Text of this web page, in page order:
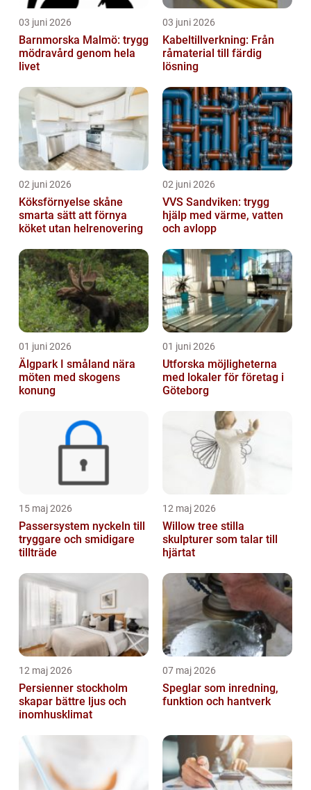
03 juni 2026
Barnmorska Malmö: trygg
mödravård genom hela
livet
03 juni 2026
Kabeltillverkning: Från
råmaterial till färdig
lösning
02 juni 2026
Köksförnyelse skåne
smarta sätt att förnya
köket utan helrenovering
02 juni 2026
VVS Sandviken: trygg
hjälp med värme, vatten
och avlopp
01 juni 2026
Älgpark I småland nära
möten med skogens
konung
01 juni 2026
Utforska möjligheterna
med lokaler för företag i
Göteborg
15 maj 2026
Passersystem nyckeln till
tryggare och smidigare
tillträde
12 maj 2026
Willow tree stilla
skulpturer som talar till
hjärtat
12 maj 2026
Persienner stockholm
skapar bättre ljus och
inomhusklimat
07 maj 2026
Speglar som inredning,
funktion och hantverk